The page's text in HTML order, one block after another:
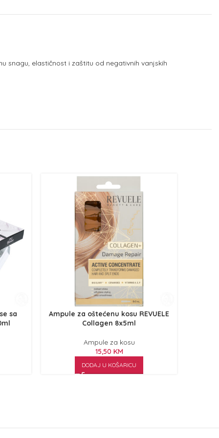
snagu, elastičnost i zaštitu od negativnih vanjskih
sa
Ampule za oštećenu kosu REVUELE
Collagen 8x5ml
Ampule za kosu
15,50 KM
DODAJ U KOŠARICU